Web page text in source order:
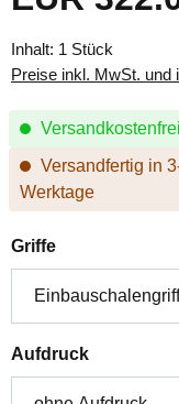
Inhalt: 1 Stück
Preise inkl. MwSt. und
Versandkostenfrei
Versandfertig in
Werktage
Griffeauswählen
Aufdruckauswählen